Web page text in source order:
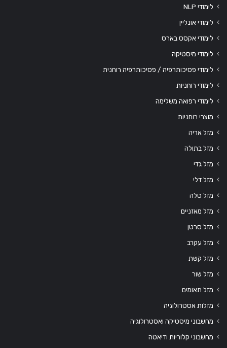
לימודי NLP
לימודי אונליין
לימודי אקסס בארס
לימודי מיסטיקה
לימודי פסיכותרפיה / פסיכותרפיה רוחנית
לימודי רוחניות
לימודי רפואה משלימה
מוצרי רוחניות
מזל אריה
מזל בתולה
מזל גדי
מזל דלי
מזל טלה
מזל מאזניים
מזל סרטן
מזל עקרב
מזל קשת
מזל שור
מזל תאומים
מזלות אסטרולוגיה
מחשבוני מיסטיקה ואסטרולוגיה
מחשבוני קלוריות ודיאטה